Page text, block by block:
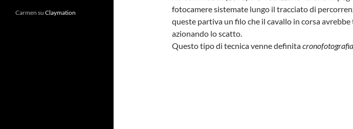
fotocamere sistemate lungo il tracciato di
queste partiva un filo che il cavallo in corsa
azionando lo scatto.
Questo tipo di tecnica venne definita
Carmen su Claymation